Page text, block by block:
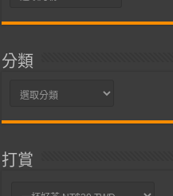
分類
分
打賞